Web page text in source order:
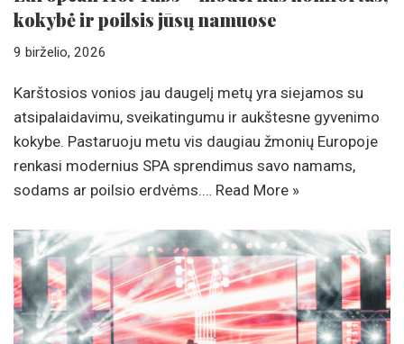
kokybė ir poilsis jūsų namuose
9 birželio, 2026
Karštosios vonios jau daugelį metų yra siejamos su
atsipalaidavimu, sveikatingumu ir aukštesne gyvenimo
kokybe. Pastaruoju metu vis daugiau žmonių Europoje
renkasi modernius SPA sprendimus savo namams,
sodams ar poilsio erdvėms.… Read More »